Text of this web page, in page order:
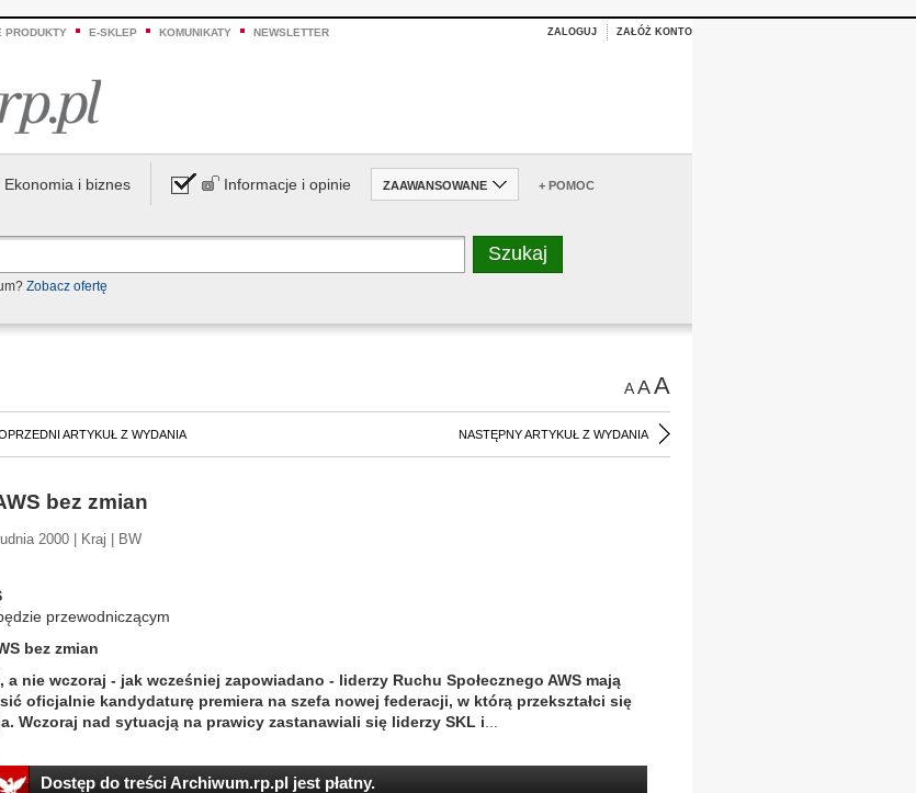
PRODUKTY E-SKLEP KOMUNIKATY NEWSLETTER ZALOGUJ ZAŁÓŻ KONTO
Ekonomia i biznes Informacje i opinie ZAAWANSOWANE + POMOC
Zobacz ofertę
AAA
ARTYKUŁ Z WYDANIA NASTĘPNY ARTYKUŁ Z WYDANIA
bez zmian
2000 | Kraj | BW
przewodniczącym
bez zmian
a nie wczoraj - jak wcześniej zapowiadano - liderzy Ruchu Społecznego AWS mają
oficjalnie kandydaturę premiera na szefa nowej federacji, w którą przekształci się
Wczoraj nad sytuacją na prawicy zastanawiali się liderzy SKL i
Dostęp do treści Archiwum.rp.pl jest płatny.